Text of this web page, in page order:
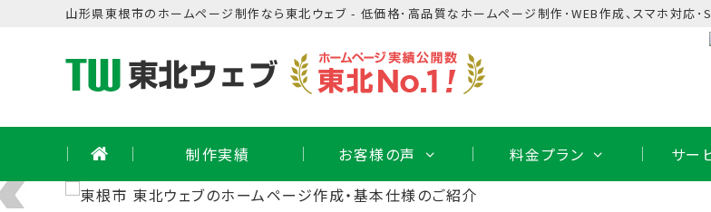
山形県東根市の ホームページ制作 なら東北ウェブ - 低価格･高品質なホームページ制作･WEB作成、スマホ対
制作実績 お客様の声 料金プラン サー